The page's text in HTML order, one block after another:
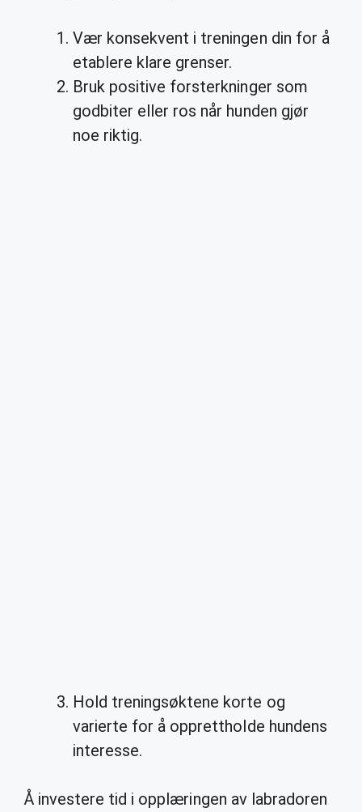
Vær konsekvent i treningen din for å
etablere klare grenser.
Bruk positive forsterkninger som
godbiter eller ros når hunden gjør
noe riktig.
Hold treningsøktene korte og
varierte for å opprettholde hundens
interesse.
Å investere tid i opplæringen av labradoren